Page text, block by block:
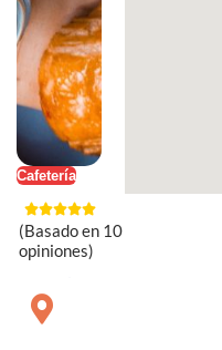
Cafetería
(Basado en 10
opiniones)